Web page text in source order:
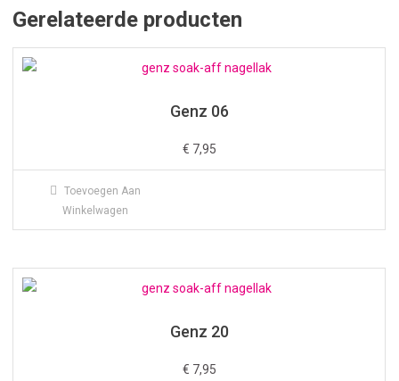
Gerelateerde producten
Genz 06
€ 7,95
Toevoegen Aan
Winkelwagen
Genz 20
€ 7,95